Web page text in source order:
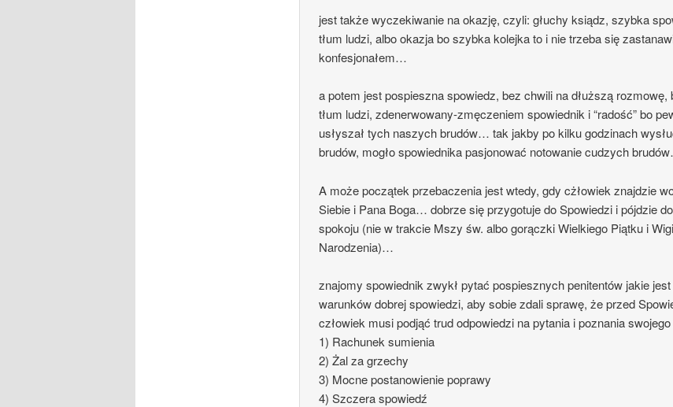
jest także wyczekiwanie na okazję, czyli: głuchy ksiądz, szybka
tłum ludzi, albo okazja bo szybka kolejka to i nie trzeba się
konfesjonałem…
a potem jest pospieszna spowiedz, bez chwili na dłuższą rozmowę,
tłum ludzi, zdenerwowany-zmęczeniem spowiednik i “radość” bo
usłyszał tych naszych brudów… tak jakby po kilku godzinach
brudów, mogło spowiednika pasjonować notowanie cudzych
A może początek przebaczenia jest wtedy, gdy cżłowiek znajdzie
Siebie i Pana Boga… dobrze się przygotuje do Spowiedzi i pójdzie
spokoju (nie w trakcie Mszy św. albo gorączki Wielkiego Piątku i
Narodzenia)…
znajomy spowiednik zwykł pytać pospiesznych penitentów jakie jest
warunków dobrej spowiedzi, aby sobie zdali sprawę, że przed
człowiek musi podjąć trud odpowiedzi na pytania i poznania
1) Rachunek sumienia
2) Żal za grzechy
3) Mocne postanowienie poprawy
4) Szczera spowiedź